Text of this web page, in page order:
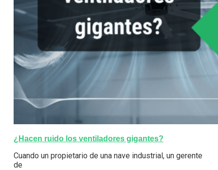
¿Hacen ruido los ventiladores gigantes?
Cuando un propietario de una nave industrial, un gerente
de